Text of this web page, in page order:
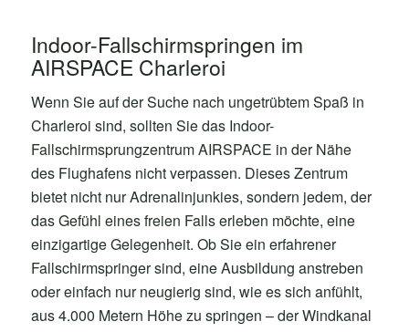
Indoor-Fallschirmspringen im
AIRSPACE Charleroi
Wenn Sie auf der Suche nach ungetrübtem Spaß in
Charleroi sind, sollten Sie das Indoor-
Fallschirmsprungzentrum AIRSPACE in der Nähe
des Flughafens nicht verpassen. Dieses Zentrum
bietet nicht nur Adrenalinjunkies, sondern jedem, der
das Gefühl eines freien Falls erleben möchte, eine
einzigartige Gelegenheit. Ob Sie ein erfahrener
Fallschirmspringer sind, eine Ausbildung anstreben
oder einfach nur neugierig sind, wie es sich anfühlt,
aus 4.000 Metern Höhe zu springen – der Windkanal